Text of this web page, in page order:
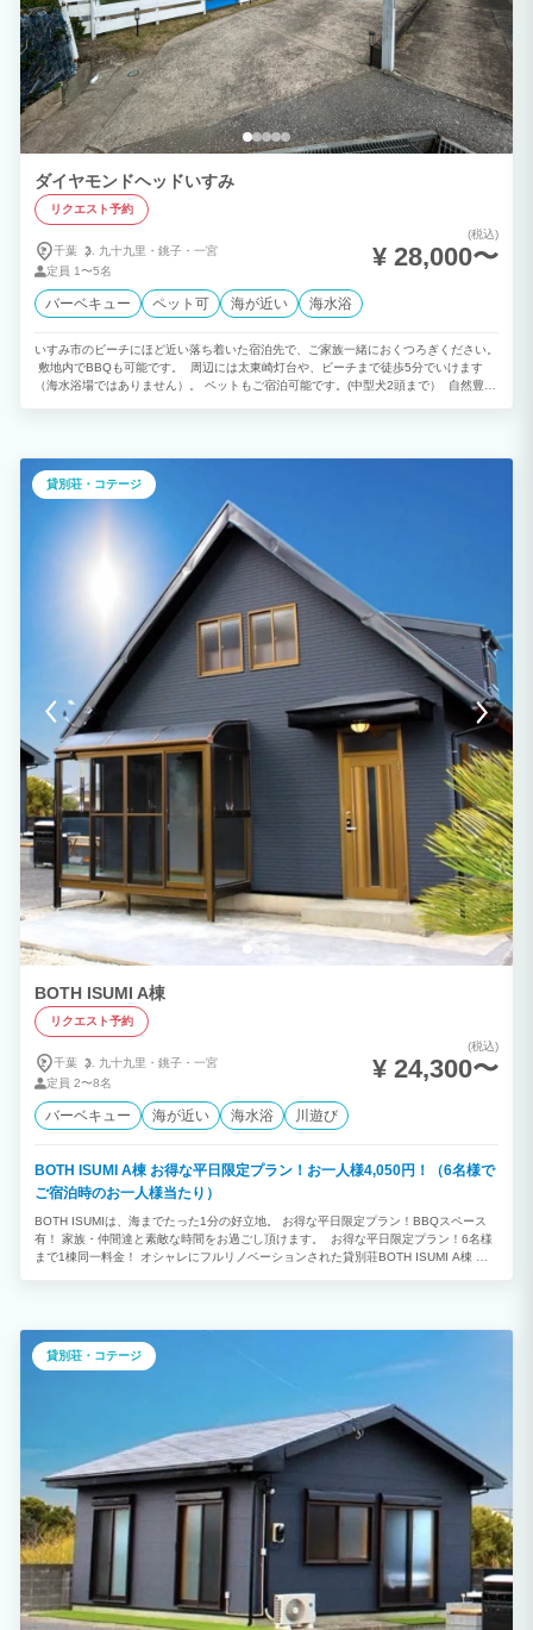
ダイヤモンドヘッドいすみ
リクエスト予約
千葉 九十九里・ 銚子・ 一宮
定員 1〜5名
(税込)
¥ 28,000〜
バーベキュー ペット可 海が近い 海水浴
いすみ市のビーチにほど近い落ち着いた宿泊先で、ご家族一緒におくつろぎください。
敷地内でBBQも可能です。 周辺には太東崎灯台や、ビーチまで徒歩5分でいけます
（海水浴場ではありません）。 ペットもご宿泊可能です。(中型犬2頭まで） 自然豊か
貸別荘・コテージ
BOTH ISUMI A棟
リクエスト予約
千葉 九十九里・ 銚子・ 一宮
定員 2〜8名
(税込)
¥ 24,300〜
バーベキュー 海が近い 海水浴 川遊び
BOTH ISUMI A棟 お得な平日限定プラン！お一人様4,050円！（6名様で
ご宿泊時のお一人様当たり）
BOTH ISUMIは、海までたった1分の好立地。 お得な平日限定プラン！BBQスペース
有！ 家族・仲間達と素敵な時間をお過ごし頂けます。 お得な平日限定プラン！6名様
まで1棟同一料金！ オシャレにフルリノベーションされた貸別荘BOTH ISUMI A棟 海
貸別荘・コテージ